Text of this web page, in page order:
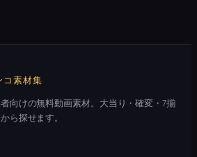
コ素材集
向けの無料動画素材。大当り・確変・7揃
ら探せます。